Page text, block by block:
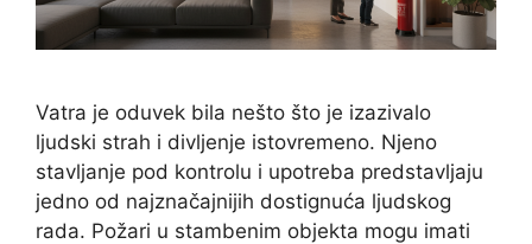
Vatra je oduvek bila nešto što je izazivalo
ljudski strah i divljenje istovremeno. Njeno
stavljanje pod kontrolu i upotreba predstavljaju
jedno od najznačajnijih dostignuća ljudskog
rada. Požari u stambenim objekta mogu imati